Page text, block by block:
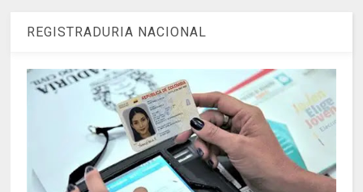
REGISTRADURIA NACIONAL